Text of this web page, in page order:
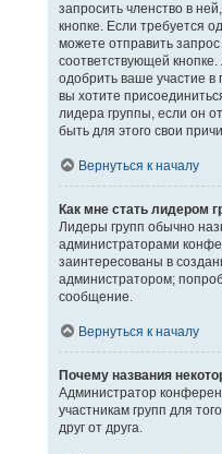
запросить членство в
кнопке. Если требуется
можете отправить
соответствующей
одобрить ваше участие в
вы хотите
лидера группы, если он
быть для этого свои
Вернуться к началу
Как мне стать лидером
Лидеры групп обычно
администраторами
заинтересованы в
администратором;
сообщение.
Вернуться к началу
Почему названия
Администратор
участникам групп для
друг от друга.